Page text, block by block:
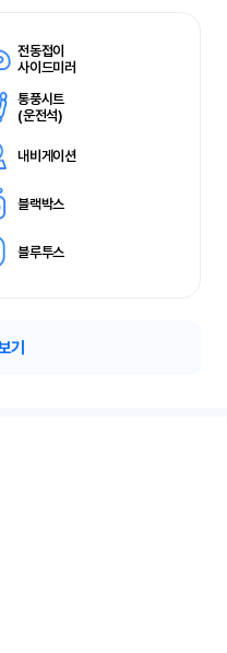
전동접이
사이드미러
통풍시트
(운전석)
내비게이션
블랙박스
블루투스
기